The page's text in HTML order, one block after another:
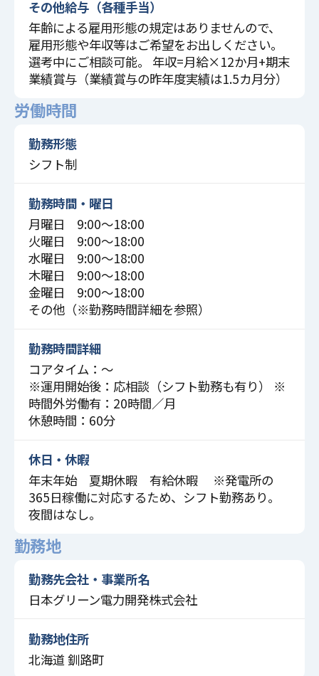
その他給与（各種手当）
年齢による雇用形態の規定はありませんので、
雇用形態や年収等はご希望をお出しください。
選考中にご相談可能。 年収=月給×12か月+期末
業績賞与（業績賞与の昨年度実績は1.5カ月分）
労働時間
勤務形態
シフト制
勤務時間・曜日
月曜日 9:00〜18:00
火曜日 9:00〜18:00
水曜日 9:00〜18:00
木曜日 9:00〜18:00
金曜日 9:00〜18:00
その他（※勤務時間詳細を参照）
勤務時間詳細
コアタイム：～
※運用開始後：応相談（シフト勤務も有り） ※
時間外労働有：20時間／月
休憩時間：60分
休日・休暇
年末年始 夏期休暇 有給休暇 ※発電所の
365日稼働に対応するため、シフト勤務あり。
夜間はなし。
勤務地
勤務先会社・事業所名
日本グリーン電力開発株式会社
勤務地住所
北海道 釧路町